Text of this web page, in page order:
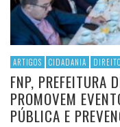
ARTIGOS CIDADANIA
FNP, PREFEITURA
PROMOVEM
PÚBLICA E